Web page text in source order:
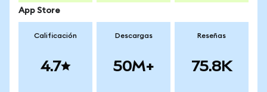
App Store
Calificación
4.7
Descargas
50M+
Reseñas
75.8K